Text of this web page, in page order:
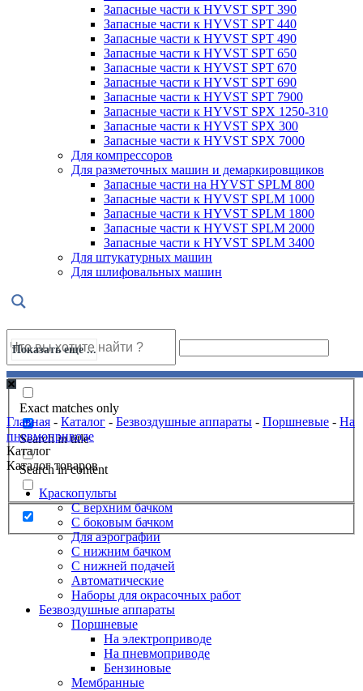
Запасные части к HYVST SPT 390
Запасные части к HYVST SPT 440
Запасные части к HYVST SPT 490
Запасные части к HYVST SPT 650
Запасные части к HYVST SPT 670
Запасные части к HYVST SPT 690
Запасные части к HYVST SPT 7900
Запасные части к HYVST SPX 1250-310
Запасные части к HYVST SPX 300
Запасные части к HYVST SPX 7000
Для компрессоров
Для разметочных машин и демаркировщиков
Запасные части на HYVST SPLM 800
Запасные части к HYVST SPLM 1000
Запасные части к HYVST SPLM 1800
Запасные части к HYVST SPLM 2000
Запасные части к HYVST SPLM 3400
Для штукатурных машин
Для шлифовальных машин
Показать еще ...
Exact matches only
Search in title
Search in content
Главная - Каталог - Безвоздушные аппараты - Поршневые - На
пневмоприводе
Каталог
Каталог товаров
Краскопульты
С верхним бачком
С боковым бачком
Для аэрографии
С нижним бачком
С нижней подачей
Автоматические
Наборы для окрасочных работ
Безвоздушные аппараты
Поршневые
На электроприводе
На пневмоприводе
Бензиновые
Мембранные